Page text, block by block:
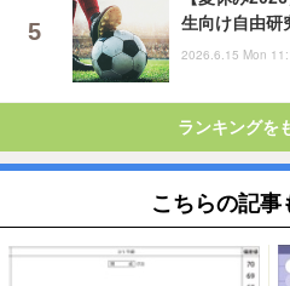
生向け自由研
2026.6.15 Mon
ランキングを
こちらの記事